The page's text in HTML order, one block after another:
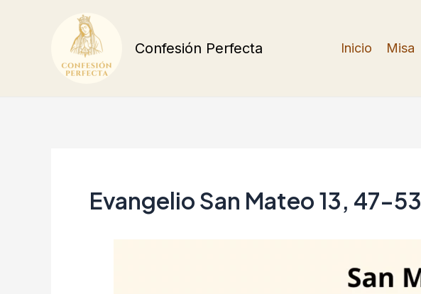
Confesión Perfecta Inicio Misa
Evangelio San Mateo 13, 47-53